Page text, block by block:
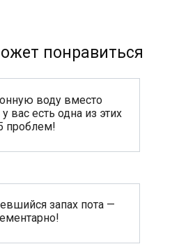
понравиться
воду вместо
вас есть одна из этих
проблем!
запах пота —